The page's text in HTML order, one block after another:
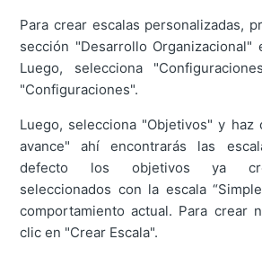
Para crear escalas personalizadas,
sección "Desarrollo Organizacional"
Luego, selecciona
"Configuraciones".
Luego, selecciona "Objetivos" y haz
avance" ahí encontrarás las
defecto los objetivos ya
seleccionados con la escala
comportamiento actual. Para crear
clic en "Crear Escala".